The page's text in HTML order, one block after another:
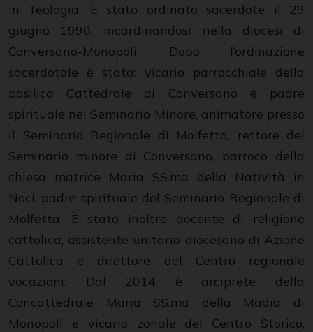
in Teologia. È stato ordinato sacerdote il 29
giugno 1990, incardinandosi nella diocesi di
Conversano-Monopoli. Dopo l’ordinazione
sacerdotale è stato: vicario parrocchiale della
basilica Cattedrale di Conversano e padre
spirituale nel Seminario Minore, animatore presso
il Seminario Regionale di Molfetta, rettore del
Seminario minore di Conversano, parroco della
chiesa matrice Maria SS.ma della Natività in
Noci, padre spirituale del Seminario Regionale di
Molfetta. È stato inoltre docente di religione
cattolica, assistente unitario diocesano di Azione
Cattolica e direttore del Centro regionale
vocazioni. Dal 2014 è arciprete della
Concattedrale Maria SS.ma della Madia di
Monopoli e vicario zonale del Centro Storico,